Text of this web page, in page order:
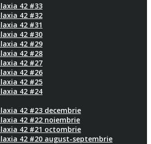
42 #33
42 #32
42 #31
42 #30
42 #29
42 #28
42 #27
42 #26
42 #25
42 #24
42 #23 decembrie
42 #22 noiembrie
42 #21 octombrie
42 #20 august-septembrie